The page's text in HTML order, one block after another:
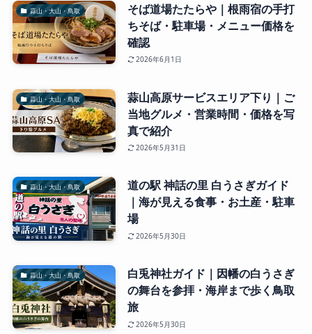
蒜山・大山・鳥取
そば道場たたらや｜根雨宿の手打
ちそば・駐車場・メニュー価格を
確認
2026年6月1日
蒜山・大山・鳥取
蒜山高原サービスエリア下り｜ご
当地グルメ・営業時間・価格を写
真で紹介
2026年5月31日
蒜山・大山・鳥取
道の駅 神話の里 白うさぎガイド
｜海が見える食事・お土産・駐車
場
2026年5月30日
蒜山・大山・鳥取
白兎神社ガイド｜因幡の白うさぎ
の舞台を参拝・海岸まで歩く鳥取
旅
2026年5月30日